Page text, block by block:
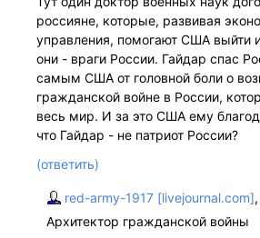
россияне, которые, развивая
управления, помогают США выйти
они - враги России. Гайдар спас
самым США от головной боли о
гражданской войне в России,
весь мир. И за это США ему
что Гайдар - не патриот России?
(ответить)
red-army-1917 [livejournal.com],
Архитектор гражданской войны